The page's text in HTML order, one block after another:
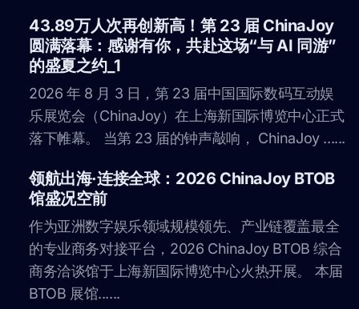
43.89万人次再创新高！第 23 届 ChinaJoy
圆满落幕：感谢有你，共赴这场“与 AI 同游”
的盛夏之约_1
2026 年 8 月 3 日，第 23 届中国国际数码互动娱
乐展览会（ChinaJoy）在上海新国际博览中心正式
落下帷幕。 当第 23 届的钟声敲响， ChinaJoy ......
领航出海·连接全球：2026 ChinaJoy BTOB
馆盛况空前
作为亚洲数字娱乐领域规模领先、产业链覆盖最全
的专业商务对接平台，2026 ChinaJoy BTOB 综合
商务洽谈馆于上海新国际博览中心火热开展。 本届
BTOB 展馆......